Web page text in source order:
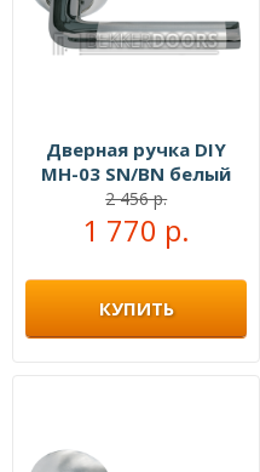
Дверная ручка DIY
MH-03 SN/BN белый
никель/черный никель
2 456 р.
1 770 р.
КУПИТЬ